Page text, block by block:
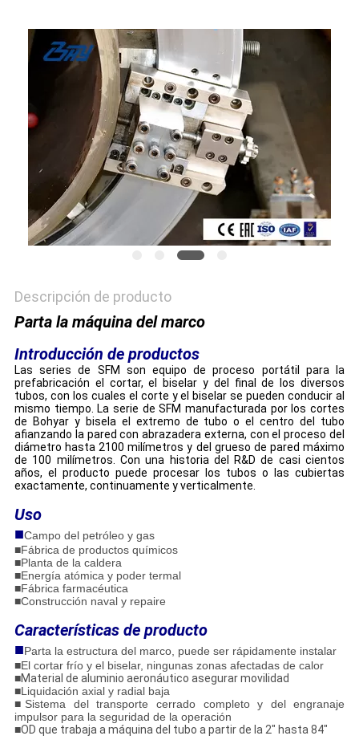
Descripción de producto
Parta la máquina del marco
Introducción de productos
Las series de SFM son equipo de proceso portátil para la
prefabricación el cortar, el biselar y del final de los diversos
tubos, con los cuales el corte y el biselar se pueden conducir al
mismo tiempo. La serie de SFM manufacturada por los cortes
de Bohyar y bisela el extremo de tubo o el centro del tubo
afianzando la pared con abrazadera externa, con el proceso del
diámetro hasta 2100 milímetros y del grueso de pared máximo
de 100 milímetros. Con una historia del R&D de casi cientos
años, el producto puede procesar los tubos o las cubiertas
exactamente, continuamente y verticalmente.
Uso
■Campo del petróleo y gas
■Fábrica de productos químicos
■Planta de la caldera
■Energía atómica y poder termal
■Fábrica farmacéutica
■Construcción naval y repaire
Características de producto
■Parta la estructura del marco, puede ser rápidamente instalar
■El cortar frío y el biselar, ningunas zonas afectadas de calor
■Material de aluminio aeronáutico asegurar movilidad
■Liquidación axial y radial baja
■Sistema del transporte cerrado completo y del engranaje
impulsor para la seguridad de la operación
■OD que trabaja a máquina del tubo a partir de la 2" hasta 84"